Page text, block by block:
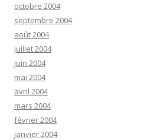
octobre 2004
septembre 2004
août 2004
juillet 2004
juin 2004
mai 2004
avril 2004
mars 2004
février 2004
janvier 2004